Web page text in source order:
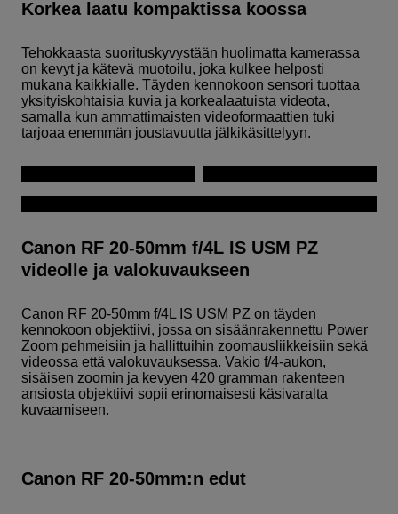
Korkea laatu kompaktissa koossa
Tehokkaasta suorituskyvystään huolimatta kamerassa
on kevyt ja kätevä muotoilu, joka kulkee helposti
mukana kaikkialle. Täyden kennokoon sensori tuottaa
yksityiskohtaisia kuvia ja korkealaatuista videota,
samalla kun ammattimaisten videoformaattien tuki
tarjoaa enemmän joustavuutta jälkikäsittelyyn.
Canon RF 20-50mm f/4L IS USM PZ
videolle ja valokuvaukseen
Canon RF 20-50mm f/4L IS USM PZ on täyden
kennokoon objektiivi, jossa on sisäänrakennettu Power
Zoom pehmeisiin ja hallittuihin zoomausliikkeisiin sekä
videossa että valokuvauksessa. Vakio f/4-aukon,
sisäisen zoomin ja kevyen 420 gramman rakenteen
ansiosta objektiivi sopii erinomaisesti käsivaralta
kuvaamiseen.
Canon RF 20-50mm:n edut